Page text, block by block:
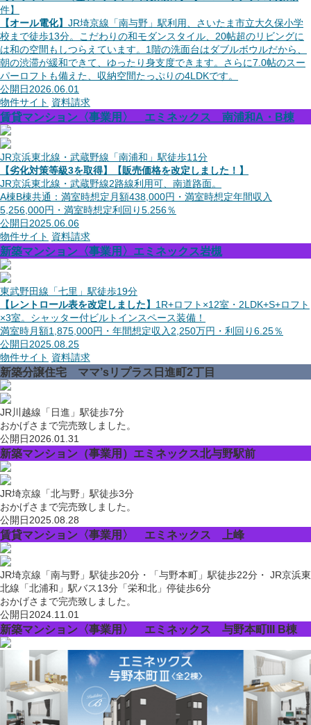
件】
【オール電化】 JR埼京線「南与野」駅利用、さいたま市立大久保小学
校まで徒歩13分。こだわりの和モダンスタイル、20帖超のリビングに
は和の空間もしつらえています。1階の洗面台はダブルボウルだから、
朝の渋滞が緩和できて、ゆったり身支度できます。さらに7.0帖のスー
パーロフトも備えた、収納空間たっぷりの4LDKです。
公開日2026.06.01
物件サイト 資料請求
賃貸マンション〈事業用〉 エミネックス 南浦和A・B棟
JR京浜東北線・武蔵野線「南浦和」駅徒歩11分
【劣化対策等級3を取得】【販売価格を改定しました！】
JR京浜東北線・武蔵野線2路線利用可、南道路面。
A棟B棟共通：満室時想定月額438,000円・満室時想定年間収入
5,256,000円・満室時想定利回り5.256％
公開日2025.06.06
物件サイト 資料請求
新築マンション〈事業用〉エミネックス岩槻
東武野田線「七里」駅徒歩19分
【レントロール表を改定しました】 1R+ロフト×12室・2LDK+S+ロフト
×3室。シャッター付ビルトインスペース装備！
満室時月額1,875,000円・年間想定収入2,250万円・利回り6.25％
公開日2025.08.25
物件サイト 資料請求
新築分譲住宅 ママ’sリプラス日進町2丁目
JR川越線「日進」駅徒歩7分
おかげさまで完売致しました。
公開日2026.01.31
新築マンション（事業用）エミネックス北与野駅前
JR埼京線「北与野」駅徒歩3分
おかげさまで完売致しました。
公開日2025.08.28
賃貸マンション〈事業用〉 エミネックス 上峰
JR埼京線「南与野」駅徒歩20分・「与野本町」駅徒歩22分・ JR京浜東
北線「北浦和」駅バス13分「栄和北」停徒歩6分
おかげさまで完売致しました。
公開日2024.11.01
新築マンション〈事業用〉 エミネックス 与野本町III B棟